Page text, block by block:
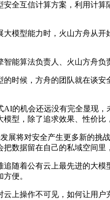
安全互信计算方案，利用计
型能力时，火山方舟从开
算法负责人、火山方舟负
候，方舟的团队就在谈安
机会还远没有完全显现，
型，除了追求效果、性价比
将对安全产生更多新的挑战
数据留在自己的私域空间
着公有云上最先进的大模
便。
操作不可见，如何让用户